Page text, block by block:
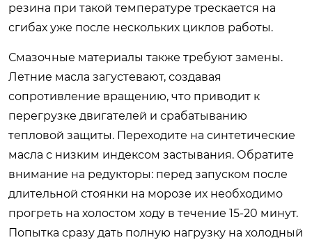
резина при такой температуре трескается на
сгибах уже после нескольких циклов работы.
Смазочные материалы также требуют замены.
Летние масла загустевают, создавая
сопротивление вращению, что приводит к
перегрузке двигателей и срабатыванию
тепловой защиты. Переходите на синтетические
масла с низким индексом застывания. Обратите
внимание на редукторы: перед запуском после
длительной стоянки на морозе их необходимо
прогреть на холостом ходу в течение 15-20 минут.
Попытка сразу дать полную нагрузку на холодный